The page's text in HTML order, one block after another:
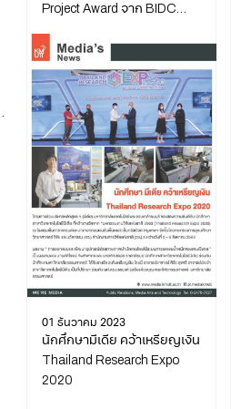
Project Award จาก BIDC
01 ธันวาคม 2023
นักศึกษามีเดีย คว้าเหรียญเงิน
Thailand Research Expo
2020